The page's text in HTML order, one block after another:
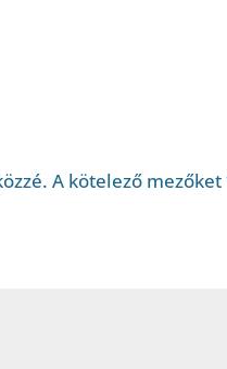
A kötelező mezőket